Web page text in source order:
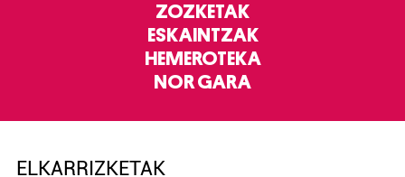
ZOZKETAK
ESKAINTZAK
HEMEROTEKA
NOR GARA
ELKARRIZKETAK